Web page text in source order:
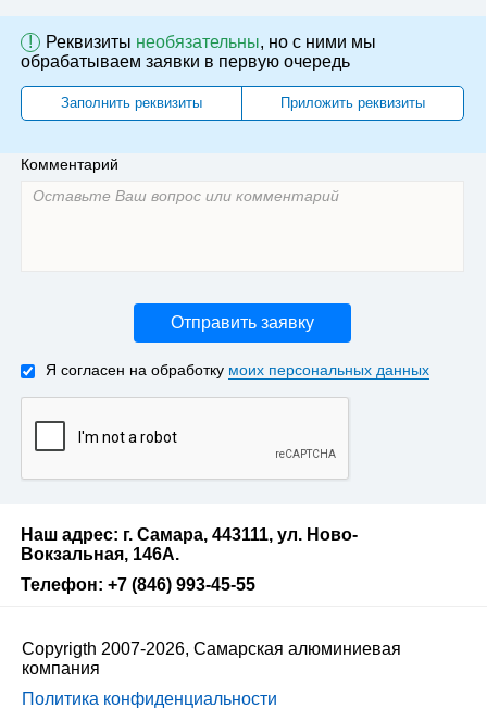
! Реквизиты необязательны, но с ними мы
обрабатываем заявки в первую очередь
Заполнить реквизиты Приложить реквизиты
Комментарий
Отправить заявку
Я согласен на обработку моих персональных данных
Наш адрес: г. Самара, 443111, ул. Ново-
Вокзальная, 146А.
Телефон: +7 (846) 993-45-55
Copyrigth 2007-2026, Самарская алюминиевая
компания
Политика конфиденциальности